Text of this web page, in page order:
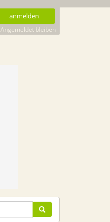
anmelden
Angemeldet bleiben